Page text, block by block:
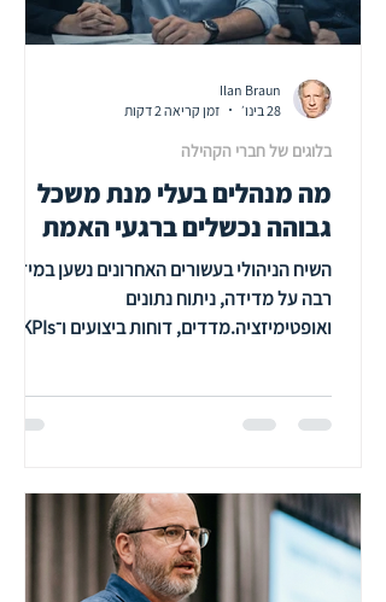
מה מנהלים בעלי מנת משכל
גבוהה נכשלים ברגעי האמת
השיח הניהולי בעשורים האחרונים נשען במידה
רבה על מדידה, ניתוח נתונים
ואופטימיזציה.מדדים, דוחות ביצועים ו־KPIs
זאת, ניסיון מצטבר בעבודה ייעוצית עם הנהלות
מחוסר במידע, אלא מאופן עיבודו האנושי.
חוזרים של כשל ניהולי־ רגשי שלושה מצבים
בלוגים של חברי הקהילה
Ilan Braun
28 בינו׳
זמן קריאה 2 דקות